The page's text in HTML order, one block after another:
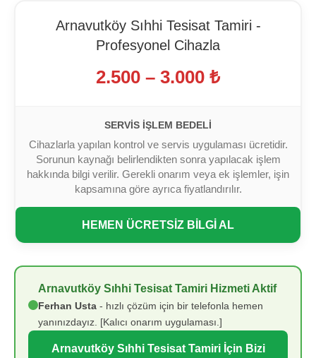
Arnavutköy Sıhhi Tesisat Tamiri -
Profesyonel Cihazla
2.500 – 3.000 ₺
SERVIS İŞLEM BEDELI
Cihazlarla yapılan kontrol ve servis uygulaması ücretidir.
Sorunun kaynağı belirlendikten sonra yapılacak işlem
hakkında bilgi verilir. Gerekli onarım veya ek işlemler, işin
kapsamına göre ayrıca fiyatlandırılır.
HEMEN ÜCRETSİZ BİLGİ AL
Arnavutköy Sıhhi Tesisat Tamiri Hizmeti Aktif
Ferhan Usta - hızlı çözüm için bir telefonla hemen
yanınızdayız. [Kalıcı onarım uygulaması.]
Arnavutköy Sıhhi Tesisat Tamiri İçin Bizi